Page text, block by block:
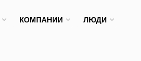
КОМПАНИИ ЛЮДИ